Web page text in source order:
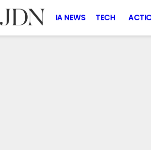
IA NEWS TECH